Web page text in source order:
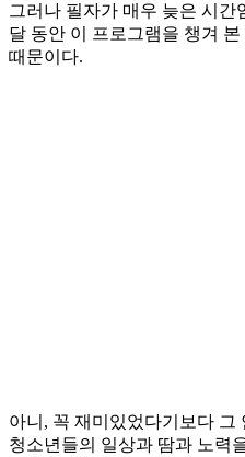
그러나 필자가 매우 늦은 시간
달 동안 이 프로그램을 챙겨
때문이다.
아니, 꼭 재미있었다기보다 그
청소년들의 일상과 땀과 노력